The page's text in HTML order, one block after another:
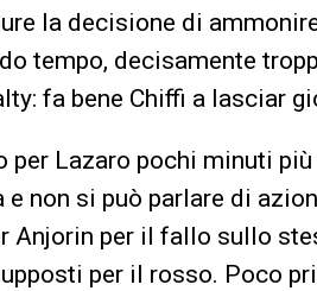
la decisione di
tempo, decisamente
fa bene Chiffi a lasciar
per Lazaro pochi minuti
non si può parlare di
Anjorin per il fallo sullo
per il rosso. Poco